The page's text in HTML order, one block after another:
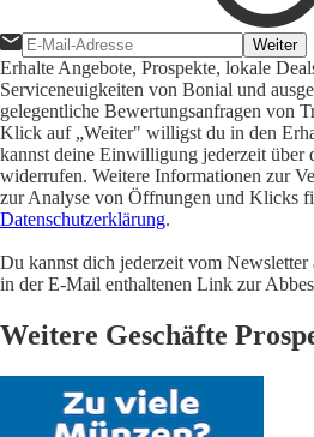
Weiter
Erhalte Angebote, Prospekte, lokale
Serviceneuigkeiten von Bonial und
gelegentliche Bewertungsanfragen von
Klick auf „Weiter" willigst du in den
kannst deine Einwilligung jederzeit
widerrufen. Weitere Informationen zur
zur Analyse von Öffnungen und Klicks
Datenschutzerklärung.
Du kannst dich jederzeit vom
in der E-Mail enthaltenen Link zur
Weitere Geschäfte